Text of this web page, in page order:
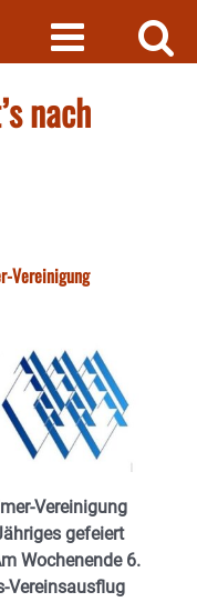
nach
Vereinigung
Vereinigung
gefeiert
Wochenende 6.
Vereinsausflug